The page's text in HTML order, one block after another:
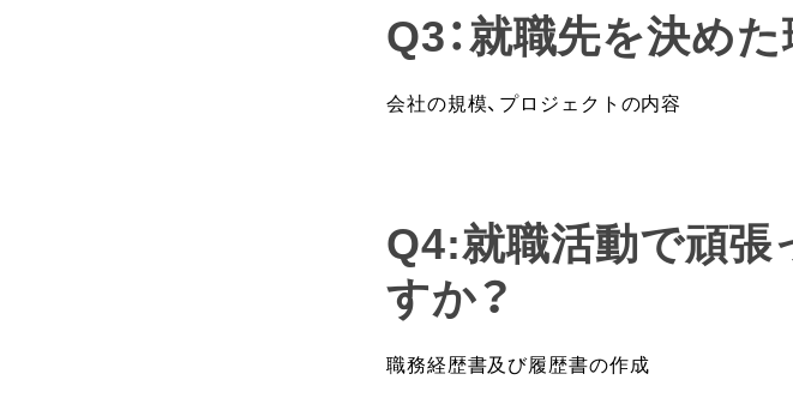
Q3：就職先を決め
会社の規模、プロジェクトの内容
Q4:就職活動で頑
すか？
職務経歴書及び履歴書の作成